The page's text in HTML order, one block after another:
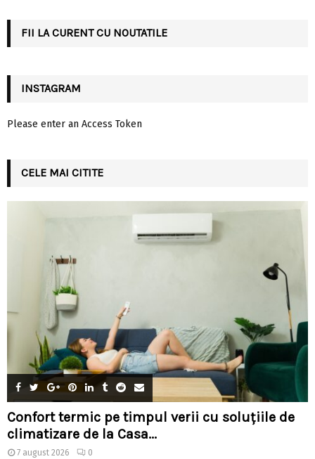
FII LA CURENT CU NOUTATILE
INSTAGRAM
Please enter an Access Token
CELE MAI CITITE
Confort termic pe timpul verii cu soluțiile de
climatizare de la Casa...
7 august 2026 0